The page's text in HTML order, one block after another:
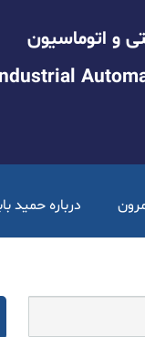
و اتوماسیون
درباره حمید